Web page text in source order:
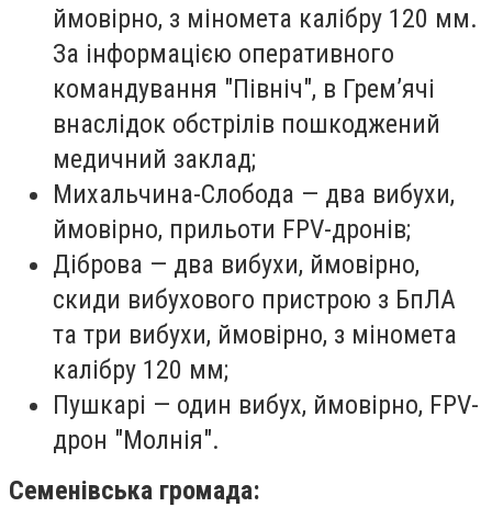
ймовірно, з міномета калібру 120 мм.
За інформацією оперативного
командування "Північ", в Грем’ячі
внаслідок обстрілів пошкоджений
медичний заклад;
Михальчина-Слобода — два вибухи,
ймовірно, прильоти FPV-дронів;
Діброва — два вибухи, ймовірно,
скиди вибухового пристрою з БпЛА
та три вибухи, ймовірно, з міномета
калібру 120 мм;
Пушкарі — один вибух, ймовірно, FPV-
дрон "Молнія".
Семенівська громада: